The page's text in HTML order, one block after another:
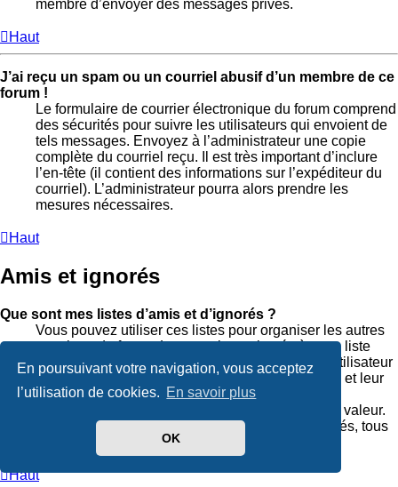
En poursuivant votre navigation, vous acceptez
l’utilisation de cookies. En savoir plus
OK
membre d’envoyer des messages privés.
Haut
J’ai reçu un spam ou un courriel abusif d’un membre de ce
forum !
Le formulaire de courrier électronique du forum comprend
des sécurités pour suivre les utilisateurs qui envoient de
tels messages. Envoyez à l’administrateur une copie
complète du courriel reçu. Il est très important d’inclure
l’en-tête (il contient des informations sur l’expéditeur du
courriel). L’administrateur pourra alors prendre les
mesures nécessaires.
Haut
Amis et ignorés
Que sont mes listes d’amis et d’ignorés ?
Vous pouvez utiliser ces listes pour organiser les autres
membres du forum. Les membres ajoutés à votre liste
d’amis seront affichés dans votre panneau de l’utilisateur
pour un accès rapide, voir leur état de connexion et leur
envoyer des messages privés. Selon les thèmes
graphiques, leurs messages peuvent être mis en valeur.
Si vous ajoutez un utilisateur à votre liste d’ignorés, tous
ses messages seront masqués par défaut.
Haut